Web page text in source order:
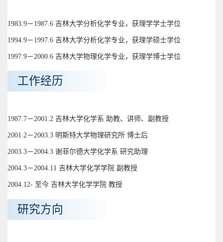
1983.9－1987.6 吉林大学分析化学专业，获理学学士学位
1994.9－1997.6 吉林大学分析化学专业，获理学硕士学位
1997.9－2000.6 吉林大学物理化学专业，获理学博士学位
工作经历
1987.7－2001.2 吉林大学化学系 助教、讲师、副教授
2001.2－2003.3 明斯特大学物理研究所 博士后
2003.3－2004.3 谢菲尔德大学化学系 研究助理
2004.3－2004.11 吉林大学化学学院 副教授
2004.12- 至今 吉林大学化学学院 教授
研究方向